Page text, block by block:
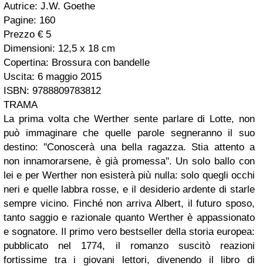
Autrice: J.W. Goethe
Pagine: 160
Prezzo € 5
Dimensioni: 12,5 x 18 cm
Copertina: Brossura con bandelle
Uscita: 6 maggio 2015
ISBN: 9788809783812
TRAMA
La prima volta che Werther sente parlare di Lotte, non
può immaginare che quelle parole segneranno il suo
destino: ''Conoscerà una bella ragazza. Stia attento a
non innamorarsene, è già promessa''. Un solo ballo con
lei e per Werther non esisterà più nulla: solo quegli occhi
neri e quelle labbra rosse, e il desiderio ardente di starle
sempre vicino. Finché non arriva Albert, il futuro sposo,
tanto saggio e razionale quanto Werther è appassionato
e sognatore. Il primo vero bestseller della storia europea:
pubblicato nel 1774, il romanzo suscitò reazioni
fortissime tra i giovani lettori, divenendo il libro di